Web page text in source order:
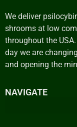
We deliver
shrooms at low
throughout the
day we are
and opening the
NAVIGATE